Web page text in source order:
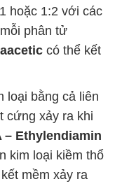
hoặc 1:2 với các
phân tử
có thể kết
loại bằng cả liên
cứng xảy ra khi
– Ethylendiamin
kim loại kiềm thổ
mềm xảy ra